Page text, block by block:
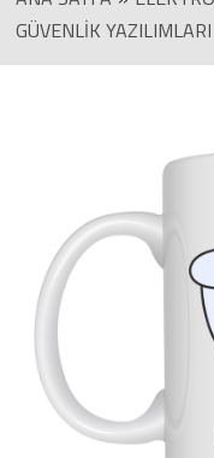
GÜVENLIK YAZILIMLARI